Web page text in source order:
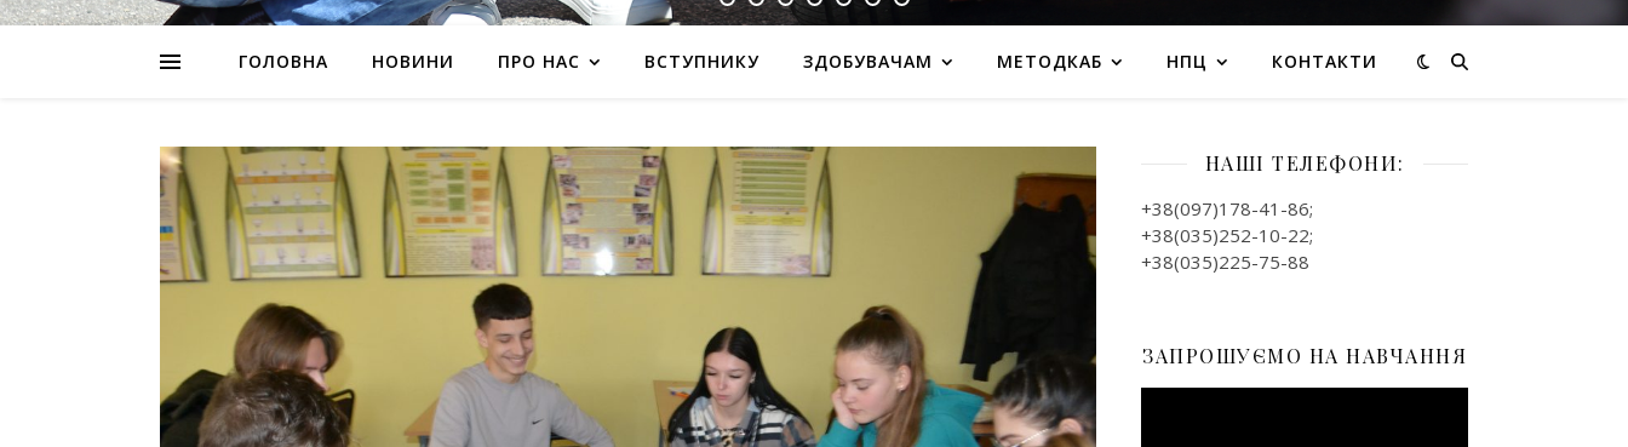
ГОЛОВНА НОВИНИ ПРО НАС ВСТУПНИКУ ЗДОБУВАЧАМ МЕТОДКАБ НПЦ КОНТАКТИ
НАШІ ТЕЛЕФОНИ:
+38(097)178-41-86;
+38(035)252-10-22;
+38(035)225-75-88
ЗАПРОШУЄМО НА НАВЧАННЯ